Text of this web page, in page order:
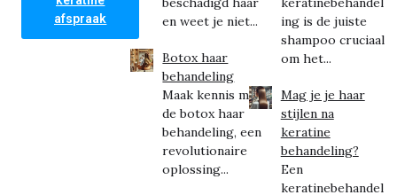
afspraak
en weet je niet...
Botox haar
behandeling
Maak kennis met
de botox haar
behandeling, een
revolutionaire
oplossing...
ing is de juiste
shampoo cruciaal
om het...
Mag je je haar
stijlen na
keratine
behandeling?
Een
keratinebehandel